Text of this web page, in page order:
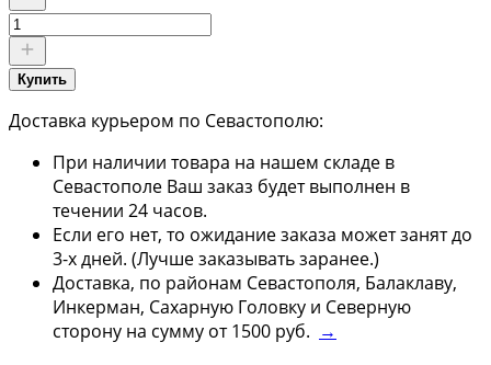
Купить
Доставка курьером по Севастополю:
При наличии товара на нашем складе в
Севастополе Ваш заказ будет выполнен в
течении 24 часов.
Если его нет, то ожидание заказа может занят до
3-х дней. (Лучше заказывать заранее.)
Доставка, по районам Севастополя, Балаклаву,
Инкерман, Сахарную Головку и Северную
сторону на сумму от 1500 руб. →